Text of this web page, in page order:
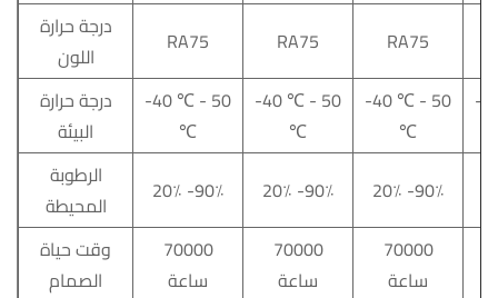
درجة حرارة
اللون
RA75 RA75 RA75
درجة حرارة
البيئة
-40℃- 50
℃
-40℃- 50
℃
-40℃- 50
℃
-
الرطوبة
المحيطة
20٪ -90٪ 20٪ -90٪ 20٪ -90٪
وقت حياة
الصمام
70000
ساعة
70000
ساعة
70000
ساعة